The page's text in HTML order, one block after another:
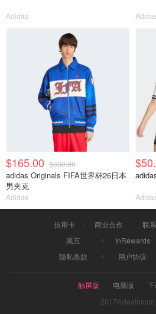
Adidas
$165.00 $330.00
adidas Originals FIFA世界杯26日本
男夹克
Adidas
信用卡 商业合作 联
黑五
InRewards
隐私条款
用户协议
触屏版 电脑版